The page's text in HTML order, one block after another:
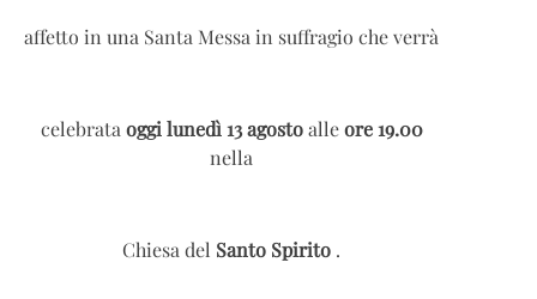
affetto in una Santa Messa in suffragio che verrà
celebrata oggi lunedì 13 agostoalleore 19.00
nella
Chiesa del Santo Spirito .